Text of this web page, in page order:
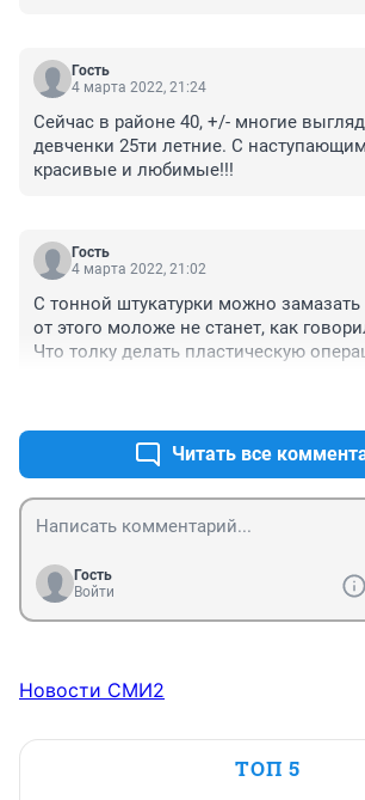
НАСТУПАЮЩИМ, ДОРОГИЕ
ВАМ, ЗДОРОВЬЯ, КРАСОТЫ.....
Гость
4 марта 2022, 21:24
Сейчас в районе 40, +/- многие
девченки 25ти летние. С
красивые и любимые!!!
Гость
4 марта 2022, 21:02
С тонной штукатурки можно
от этого моложе не станет, как
Что толку делать пластическую
Читать все
Гость
Войти
Новости СМИ2
ТОП 5